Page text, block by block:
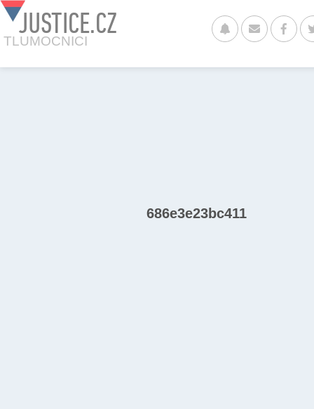
JUSTICE.CZ
TLUMOCNICI
686e3e23bc411